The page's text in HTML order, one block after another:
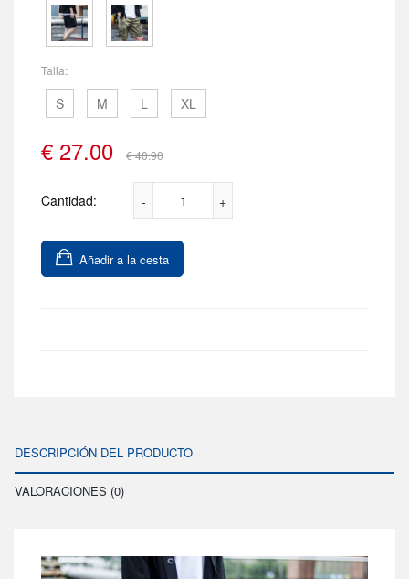
Talla:
S M L XL
€ 27.00 € 40.90
Cantidad:
Añadir a la cesta
DESCRIPCIÓN DEL PRODUCTO
VALORACIONES (0)